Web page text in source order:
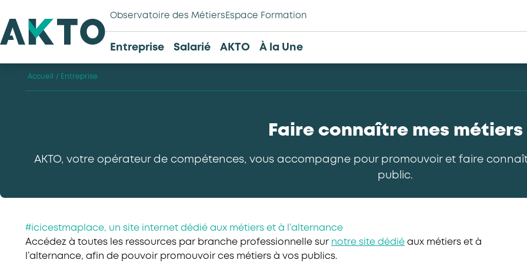
Observatoire des Métiers Espace Formation
Entreprise Salarié AKTO À la Une
Accueil / Entreprise
Faire connaître mes métiers
AKTO, votre opérateur de compétences, vous accompagne pour promouvoir et faire
public.
#icicestmaplace, un site internet dédié aux métiers et à l’alternance
Accédez à toutes les ressources par branche professionnelle sur notre site dédié aux métiers et à
l’alternance, afin de pouvoir promouvoir ces métiers à vos publics.